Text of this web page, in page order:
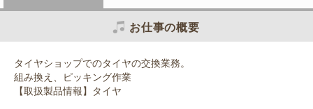
お仕事の概要
タイヤショップでのタイヤの交換業務。
組み換え、ピッキング作業
【取扱製品情報】タイヤ